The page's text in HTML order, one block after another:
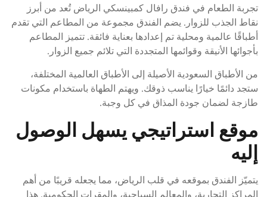
تجربة الطعام في فندق رافال كمبينسكي الرياض تُعد من أبرز
نقاط الجذب للزوار. يضم الفندق مجموعة من المطاعم التي تقدم
أطباقًا عالمية ومحلية تم إعدادها بعناية فائقة. تتميز المطاعم
بأجوائها الأنيقة وقوائمها المتجددة التي تلائم جميع الزوار.
من الأطباق السعودية الأصيلة إلى الأطباق العالمية المختلفة،
ستجد دائمًا خيارًا يناسب ذوقك. ويهتم الطهاة باستخدام مكونات
طازجة لضمان جودة المذاق في كل وجبة.
موقع استراتيجي يسهل الوصول
إليه
يتميّز الفندق بموقعه في قلب الرياض، مما يجعله قريبًا من أهم
المراكز التجارية، والمعالم السياحية، والمقرات الحكومية. هذا